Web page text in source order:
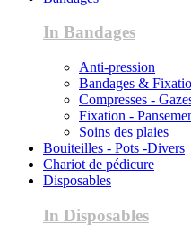
In Bandages
Anti-pression
Bandages &
Compresses -
Fixation -
Soins des plaies
Bouiteilles - Pots -Divers
Chariot de pédicure
Disposables
In Disposables